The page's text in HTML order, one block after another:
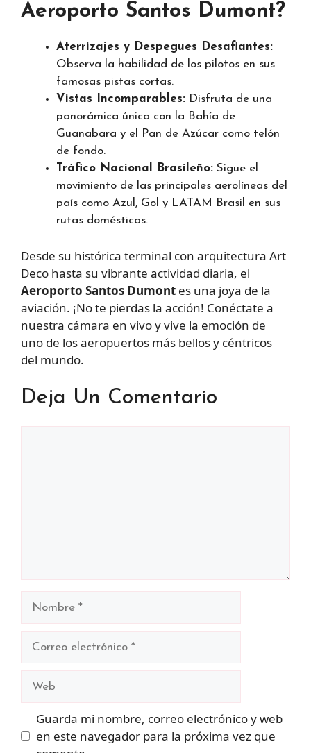
Aeroporto Santos Dumont?
Aterrizajes y Despegues Desafiantes:
Observa la habilidad de los pilotos en sus
famosas pistas cortas.
Vistas Incomparables: Disfruta de una
panorámica única con la Bahía de
Guanabara y el Pan de Azúcar como telón
de fondo.
Tráfico Nacional Brasileño: Sigue el
movimiento de las principales aerolíneas del
país como Azul, Gol y LATAM Brasil en sus
rutas domésticas.
Desde su histórica terminal con arquitectura Art
Deco hasta su vibrante actividad diaria, el
Aeroporto Santos Dumont es una joya de la
aviación. ¡No te pierdas la acción! Conéctate a
nuestra cámara en vivo y vive la emoción de
uno de los aeropuertos más bellos y céntricos
del mundo.
Deja Un Comentario
Nombre
Guarda mi nombre, correo electrónico y web
en este navegador para la próxima vez que